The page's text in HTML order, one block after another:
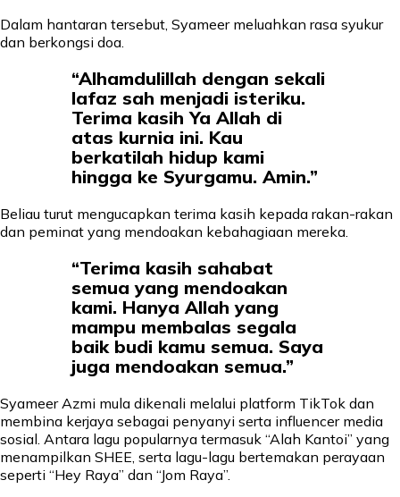
Dalam hantaran tersebut, Syameer meluahkan rasa syukur
dan berkongsi doa.
“Alhamdulillah dengan sekali
lafaz sah menjadi isteriku.
Terima kasih Ya Allah di
atas kurnia ini. Kau
berkatilah hidup kami
hingga ke Syurgamu. Amin.”
Beliau turut mengucapkan terima kasih kepada rakan-rakan
dan peminat yang mendoakan kebahagiaan mereka.
“Terima kasih sahabat
semua yang mendoakan
kami. Hanya Allah yang
mampu membalas segala
baik budi kamu semua. Saya
juga mendoakan semua.”
Syameer Azmi mula dikenali melalui platform TikTok dan
membina kerjaya sebagai penyanyi serta influencer media
sosial. Antara lagu popularnya termasuk “Alah Kantoi” yang
menampilkan SHEE, serta lagu-lagu bertemakan perayaan
seperti “Hey Raya” dan “Jom Raya”.